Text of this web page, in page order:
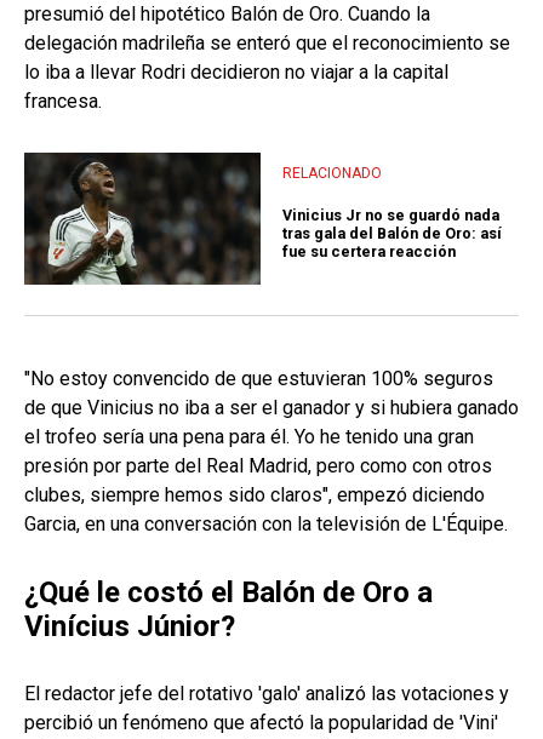
presumió del hipotético Balón de Oro. Cuando la
delegación madrileña se enteró que el reconocimiento se
lo iba a llevar Rodri decidieron no viajar a la capital
francesa.
RELACIONADO
Vinicius Jr no se guardó nada
tras gala del Balón de Oro: así
fue su certera reacción
"No estoy convencido de que estuvieran 100% seguros
de que Vinicius no iba a ser el ganador y si hubiera ganado
el trofeo sería una pena para él. Yo he tenido una gran
presión por parte del Real Madrid, pero como con otros
clubes, siempre hemos sido claros", empezó diciendo
Garcia, en una conversación con la televisión de L'Équipe.
¿Qué le costó el Balón de Oro a
Vinícius Júnior?
El redactor jefe del rotativo 'galo' analizó las votaciones y
percibió un fenómeno que afectó la popularidad de 'Vini'